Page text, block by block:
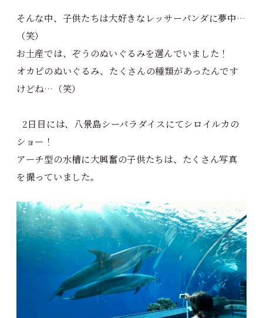
そんな中、子供たちは大好きなレッサーパンダに夢中…
（笑）
お土産では、ぞうのぬいぐるみを選んでいました！
オカピのぬいぐるみ、たくさんの種類があったんです
けどね…（笑）
2日目には、八景島シーパラダイスにてシロイルカの
ショー！
アーチ型の水槽に大興奮の子供たちは、たくさん写真
を撮っていました。